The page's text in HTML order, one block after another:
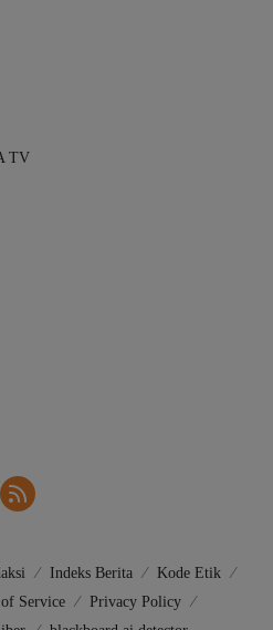
TV
Indeks Berita
Kode Etik
Service
Privacy Policy